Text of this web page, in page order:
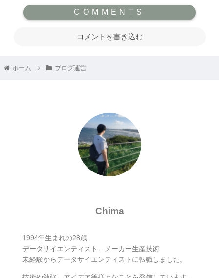
コメントを書き込む
ホーム ブログ運営
Chima
1994年生まれの28歳
データサイエンティスト←メーカー生産技術
未経験からデータサイエンティストに転職しました。